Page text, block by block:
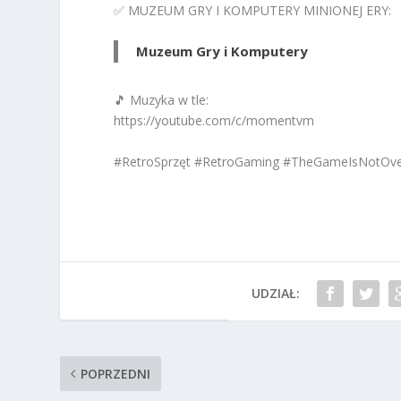
✅ MUZEUM GRY I KOMPUTERY MINIONEJ ERY:
Muzeum Gry i Komputery
🎵 Muzyka w tle:
https://youtube.com/c/momentvm
#RetroSprzęt #RetroGaming
UDZIAŁ:
POPRZEDNI